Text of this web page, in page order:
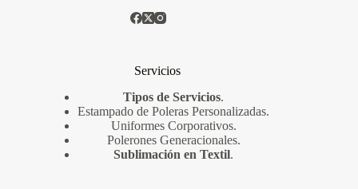
Servicios
Tipos de Servicios.
Estampado de Poleras Personalizadas.
Uniformes Corporativos.
Polerones Generacionales.
Sublimación en Textil.